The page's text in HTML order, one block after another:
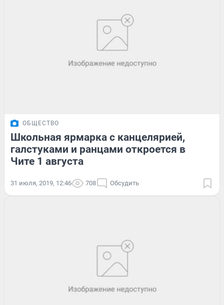
ОБЩЕСТВО
Школьная ярмарка с канцелярией,
галстуками и ранцами откроется в
Чите 1 августа
31 июля, 2019, 12:46 708 Обсудить